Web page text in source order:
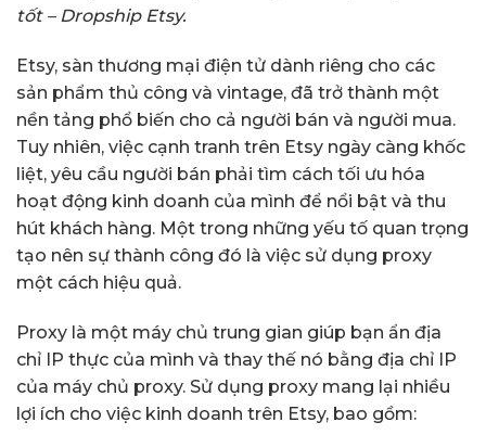
tốt – Dropship Etsy.
Etsy, sàn thương mại điện tử dành riêng cho các
sản phẩm thủ công và vintage, đã trở thành một
nền tảng phổ biến cho cả người bán và người mua.
Tuy nhiên, việc cạnh tranh trên Etsy ngày càng khốc
liệt, yêu cầu người bán phải tìm cách tối ưu hóa
hoạt động kinh doanh của mình để nổi bật và thu
hút khách hàng. Một trong những yếu tố quan trọng
tạo nên sự thành công đó là việc sử dụng proxy
một cách hiệu quả.
Proxy là một máy chủ trung gian giúp bạn ẩn địa
chỉ IP thực của mình và thay thế nó bằng địa chỉ IP
của máy chủ proxy. Sử dụng proxy mang lại nhiều
lợi ích cho việc kinh doanh trên Etsy, bao gồm: